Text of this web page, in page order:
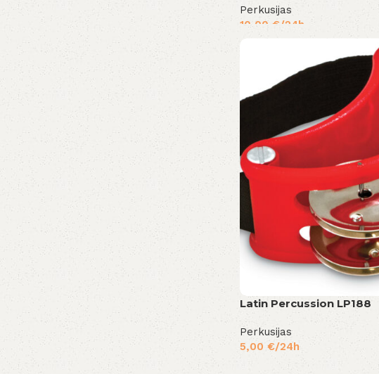
Perkusijas
10,00 € /24h
Latin Percussion LP188
Perkusijas
5,00 €/24h